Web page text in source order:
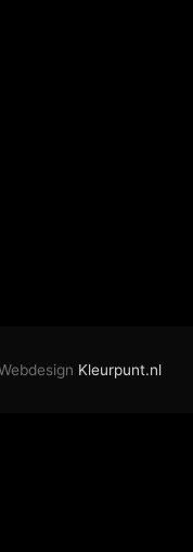
Kleurpunt.nl